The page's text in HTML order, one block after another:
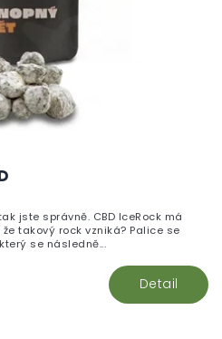
Detail
jste správně. CBD IceRock má
takový rock vzniká? Palice se
se následně...